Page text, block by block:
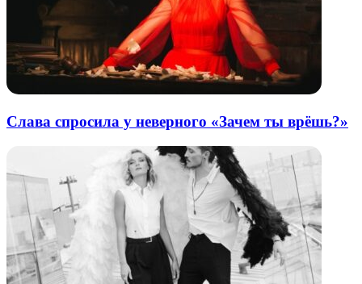
Слава спросила у неверного «Зачем ты врёшь?»